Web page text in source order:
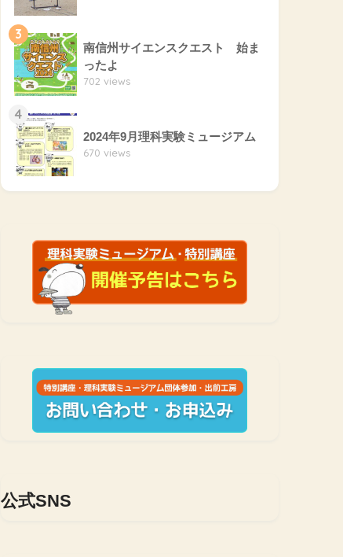
3
南信州サイエンスクエスト 始ま
ったよ
702 views
4
2024年9月理科実験ミュージアム
670 views
公式SNS